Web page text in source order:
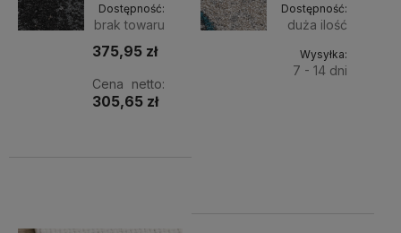
Dostępność:
brak towaru
375,95 zł
Cena netto:
305,65 zł
Dostępność:
duża ilość
Wysyłka:
7 - 14 dni